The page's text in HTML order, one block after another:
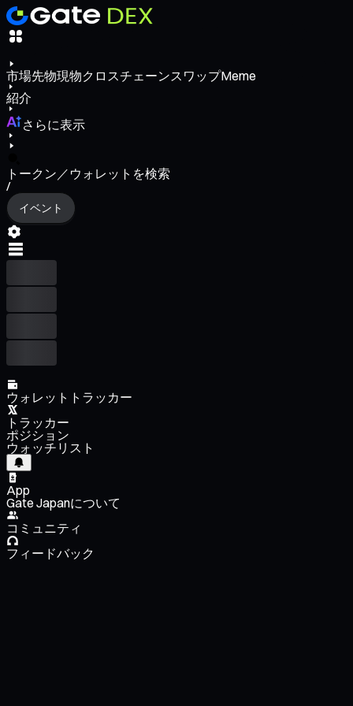
市場先物現物クロスチェーンスワップMeme
紹介
さらに表示
トークン／ウォレットを検索
/
イベント
ウォレットトラッカー
トラッカー
ポジション
ウォッチリスト
App
Gate Japanについて
コミュニティ
フィードバック